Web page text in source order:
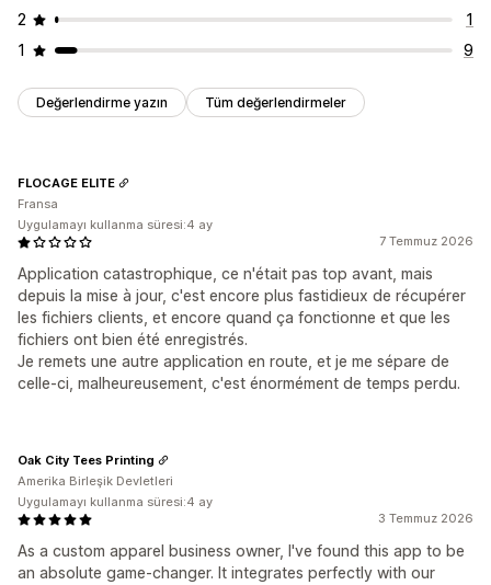
2
1
1
9
Değerlendirme yazın Tüm değerlendirmeler
7 Temmuz 2026
Application catastrophique, ce n'était pas top avant, mais
depuis la mise à jour, c'est encore plus fastidieux de récupérer
les fichiers clients, et encore quand ça fonctionne et que les
fichiers ont bien été enregistrés.
Je remets une autre application en route, et je me sépare de
celle-ci, malheureusement, c'est énormément de temps perdu.
FLOCAGE ELITE
Fransa
Uygulamayı kullanma süresi:4 ay
3 Temmuz 2026
As a custom apparel business owner, I've found this app to be
an absolute game-changer. It integrates perfectly with our
Oak City Tees Printing
Amerika Birleşik Devletleri
Uygulamayı kullanma süresi:4 ay